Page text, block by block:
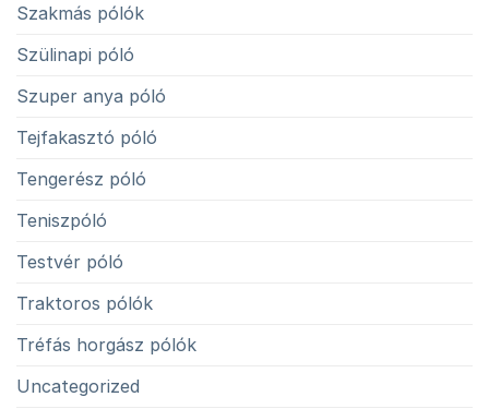
Szakmás pólók
Szülinapi póló
Szuper anya póló
Tejfakasztó póló
Tengerész póló
Teniszpóló
Testvér póló
Traktoros pólók
Tréfás horgász pólók
Uncategorized